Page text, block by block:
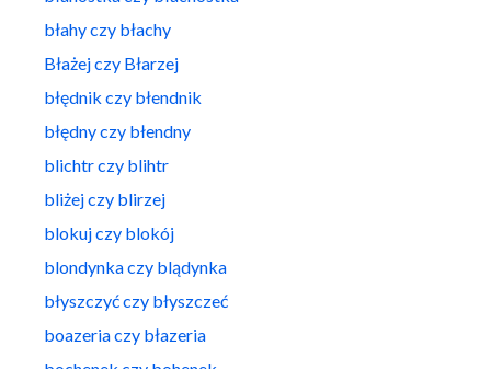
błahy czy błachy
Błażej czy Błarzej
błędnik czy błendnik
błędny czy błendny
blichtr czy blihtr
bliżej czy blirzej
blokuj czy blokój
blondynka czy blądynka
błyszczyć czy błyszczeć
boazeria czy błazeria